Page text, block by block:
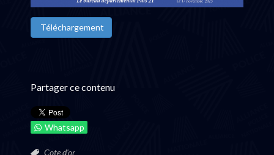
Téléchargement
Partager ce contenu
Whatsapp
Cote d'or